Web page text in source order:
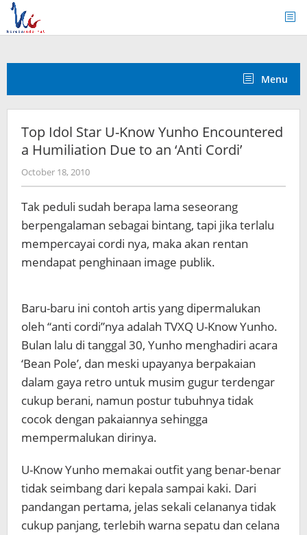
Skip
content
Menu
Top Idol Star U-Know Yunho Encountered
a Humiliation Due to an ‘Anti Cordi’
October 18, 2010by
Koreanindo
Tak peduli sudah berapa lama seseorang
berpengalaman sebagai bintang, tapi jika terlalu
mempercayai cordi nya, maka akan rentan
mendapat penghinaan image publik.
Baru-baru ini contoh artis yang dipermalukan
oleh “anti cordi”nya adalah TVXQ U-Know Yunho.
Bulan lalu di tanggal 30, Yunho menghadiri acara
‘Bean Pole’, dan meski upayanya berpakaian
dalam gaya retro untuk musim gugur terdengar
cukup berani, namun postur tubuhnya tidak
cocok dengan pakaiannya sehingga
mempermalukan dirinya.
U-Know Yunho memakai outfit yang benar-benar
tidak seimbang dari kepala sampai kaki. Dari
pandangan pertama, jelas sekali celananya tidak
cukup panjang, terlebih warna sepatu dan celana